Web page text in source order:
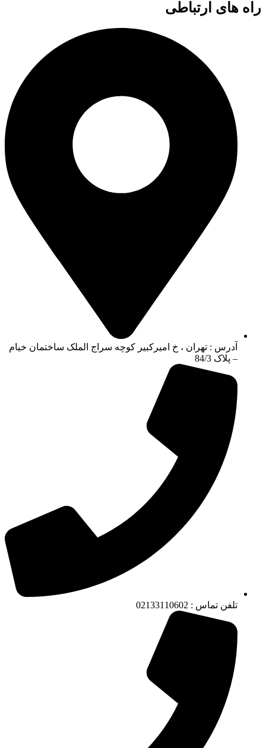
راه های ارتباطی
آدرس : تهران ، خ امیرکبیر کوچه سراج الملک ساختمان خیام
– پلاک 84/3
تلفن تماس : 02133110602